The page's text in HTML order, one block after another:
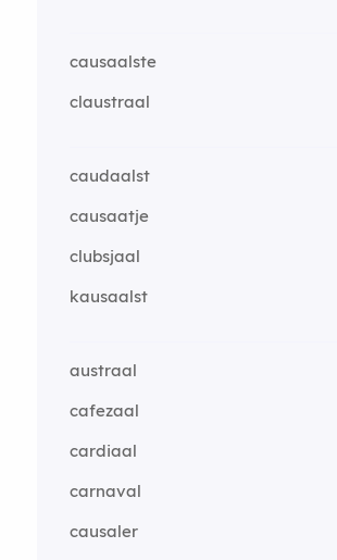
causaalste
claustraal
caudaalst
causaatje
clubsjaal
kausaalst
austraal
cafezaal
cardiaal
carnaval
causaler